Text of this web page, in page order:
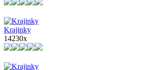
Krajinky
14230x